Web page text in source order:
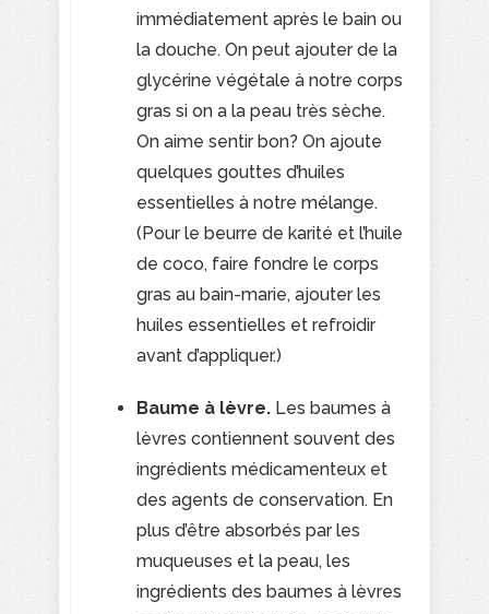
immédiatement après le bain ou
la douche. On peut ajouter de la
glycérine végétale à notre corps
gras si on a la peau très sèche.
On aime sentir bon? On ajoute
quelques gouttes d’huiles
essentielles à notre mélange.
(Pour le beurre de karité et l’huile
de coco, faire fondre le corps
gras au bain-marie, ajouter les
huiles essentielles et refroidir
avant d’appliquer.)
Baume à lèvre. Les baumes à
lèvres contiennent souvent des
ingrédients médicamenteux et
des agents de conservation. En
plus d’être absorbés par les
muqueuses et la peau, les
ingrédients des baumes à lèvres